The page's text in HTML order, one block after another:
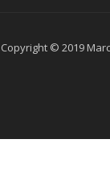
Copyright © 2019